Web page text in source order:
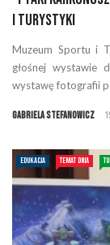
i Turystyki
Muzeum Sportu i
głośnej wystawie
wystawę fotografii
Gabriela Stefanowicz
EDUKACJA TEMAT DNIA